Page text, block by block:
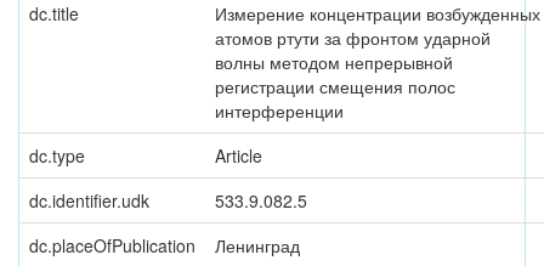
dc.title
Измерение концентрации возбужденных
атомов ртути за фронтом ударной
волны методом непрерывной
регистрации смещения полос
интерференции
dc.type
Article
dc.identifier.udk
533.9.082.5
dc.placeOfPublication
Ленинград